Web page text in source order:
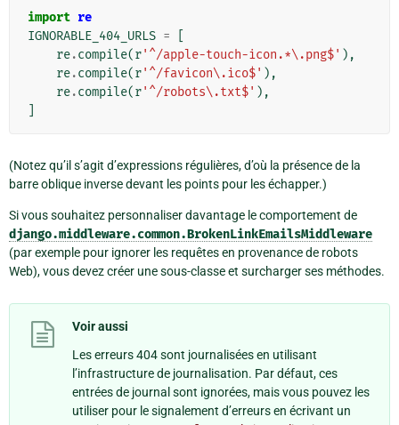
import re
IGNORABLE_404_URLS =
re.compile(r'^/apple-touch-icon.*\.png$' ),
re.compile(r'^/favicon\.ico$' ),
re.compile(r'^/robots\.txt$' ),
(Notez qu’il s’agit d’expressions régulières, d’où la présence de la
barre oblique inverse devant les points pour les échapper.)
Si vous souhaitez personnaliser davantage le comportement de
django.middleware.common.BrokenLinkEmailsMiddleware
(par exemple pour ignorer les requêtes en provenance de robots
Web), vous devez créer une sous-classe et surcharger ses méthodes.
Voir aussi
Les erreurs 404 sont journalisées en utilisant
l’infrastructure de journalisation. Par défaut, ces
entrées de journal sont ignorées, mais vous pouvez les
utiliser pour le signalement d’erreurs en écrivant un